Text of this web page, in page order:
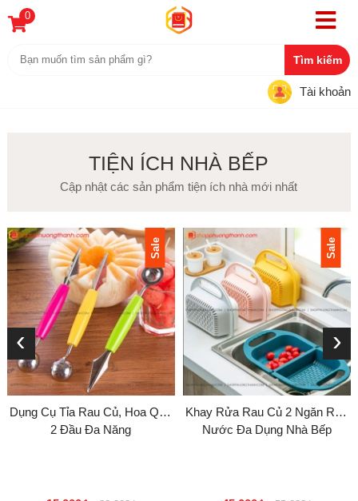
0
Tài khoản
TIỆN ÍCH NHÀ BẾP
Cập nhật các sản phẩm tiện ích nhà mới nhất
Sale
Dụng Cụ Tỉa Rau Củ, Hoa Quả
2 Đầu Đa Năng
Sale
Khay Rửa Rau Củ 2 Ngăn Ráo
Nước Đa Dụng Nhà Bếp
‹ ›